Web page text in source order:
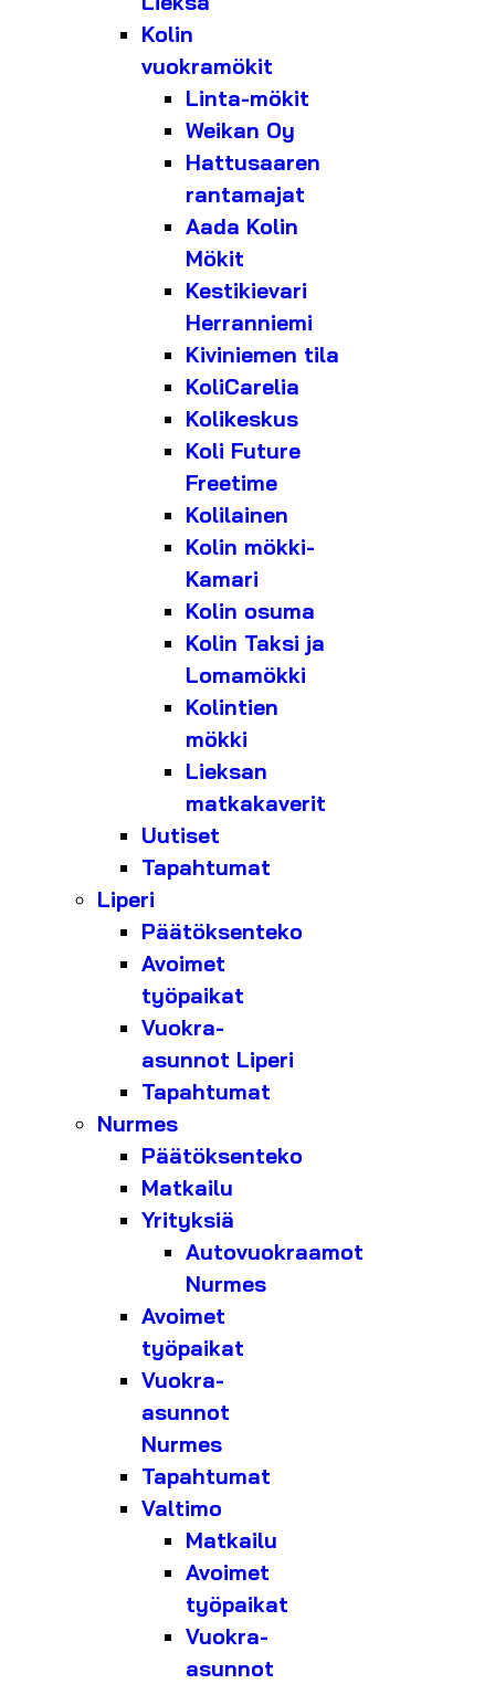
Kolin
vuokramökit
Linta-mökit
Weikan Oy
Hattusaaren
rantamajat
Aada Kolin
Mökit
Kestikievari
Herranniemi
Kiviniemen tila
KoliCarelia
Kolikeskus
Koli Future
Freetime
Kolilainen
Kolin mökki-
Kamari
Kolin osuma
Kolin Taksi ja
Lomamökki
Kolintien
mökki
Lieksan
matkakaverit
Uutiset
Tapahtumat
Liperi
Päätöksenteko
Avoimet
työpaikat
Vuokra-
asunnot Liperi
Tapahtumat
Nurmes
Päätöksenteko
Matkailu
Yrityksiä
Autovuokraamot
Nurmes
Avoimet
työpaikat
Vuokra-
asunnot
Nurmes
Tapahtumat
Valtimo
Matkailu
Avoimet
työpaikat
Vuokra-
asunnot